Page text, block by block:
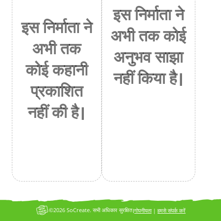
इस निर्माता ने
अभी तक
कोई कहानी
प्रकाशित
नहीं की है।
इस निर्माता ने
अभी तक कोई
अनुभव साझा
नहीं किया है।
गोपनीयता|हमसे संपर्क करें
©2026 SoCreate. सभी अधिकार सुरक्षित।